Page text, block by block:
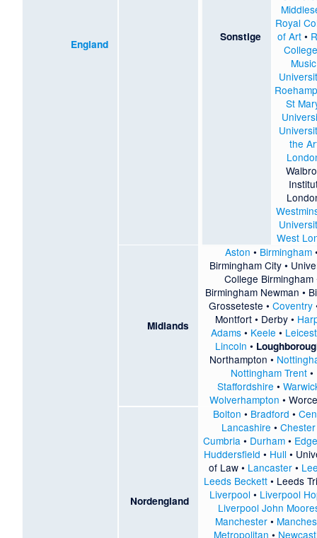
England
Sonstige
Royal
of Art•
Music
St
the
West
Midlands
Aston • Birmingham
Birmingham City•
College Birmingham
Birmingham Newman •
Grosseteste •Coventry
Montfort • Derby •
Adams • Keele •
Lincoln •
Northampton •
Nottingham Trent•
Staffordshire •
Wolverhampton •
Nordengland
Bolton • Bradford •
Lancashire •Chester
Cumbria • Durham •
Huddersfield • Hull •
of Law• Lancaster•
Leeds Beckett • Leeds
Liverpool • Liverpool
Liverpool John
Manchester•
Metropolitan •